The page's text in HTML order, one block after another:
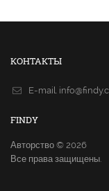
КОНТАКТЫ
E-mail.
FINDY
Авторство © 2026
Все права защищены.